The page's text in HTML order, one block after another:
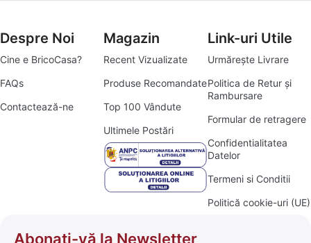
Despre Noi
Cine e BricoCasa?
FAQs
Contactează-ne
Magazin
Recent Vizualizate
Produse Recomandate
Top 100 Vândute
Ultimele Postări
Link-uri Utile
Urmărește Livrare
Politica de Retur și
Rambursare
Formular de retragere
Confidentialitatea
Datelor
Termeni si Conditii
Politică cookie-uri (UE)
Abonați-vă la Newsletter